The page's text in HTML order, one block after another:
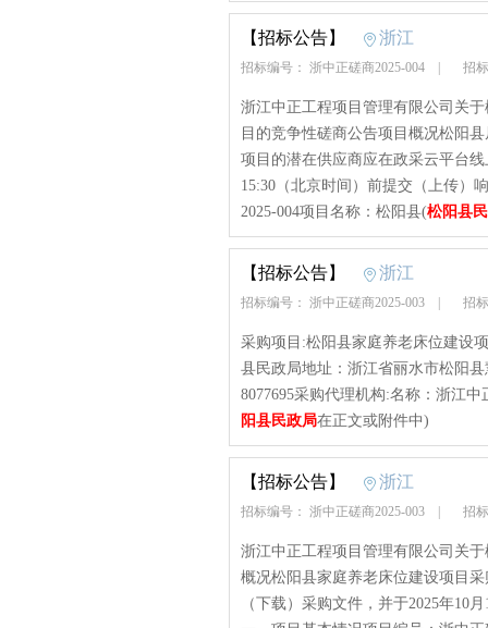
【招标公告】 浙江
招标编号： 浙中正磋商2025-004 招
浙江中正工程项目管理有限公司关
目的竞争性磋商公告项目概况松阳
项目的潜在供应商应在政采云平台
15:30（北京时间）前提交（上传）
2025-004项目名称：松阳县(松阳县
【招标公告】 浙江
招标编号： 浙中正磋商2025-003 招
采购项目:松阳县家庭养老床位建设
县民政局地址：浙江省丽水市松阳
8077695采购代理机构:名称：浙江
阳县民政局在正文或附件中)
【招标公告】 浙江
招标编号： 浙中正磋商2025-003 招
浙江中正工程项目管理有限公司关
概况松阳县家庭养老床位建设项目
（下载）采购文件，并于2025年10